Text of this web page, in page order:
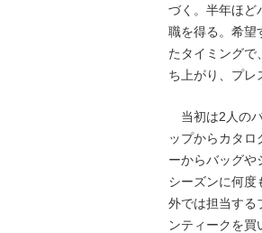
づく。半年ほど
職を得る。希望
たタイミングで
ち上がり、プレ
当初は2人の
ップからカタロ
ーからバッグや
シーズンに何度
外では担当する
ンティークを買